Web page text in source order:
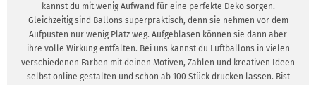
kannst du mit wenig Aufwand für eine perfekte Deko sorgen.
Gleichzeitig sind Ballons superpraktisch, denn sie nehmen vor dem
Aufpusten nur wenig Platz weg. Aufgeblasen können sie dann aber
ihre volle Wirkung entfalten. Bei uns kannst du Luftballons in vielen
verschiedenen Farben mit deinen Motiven, Zahlen und kreativen Ideen
selbst online gestalten und schon ab 100 Stück drucken lassen. Bist